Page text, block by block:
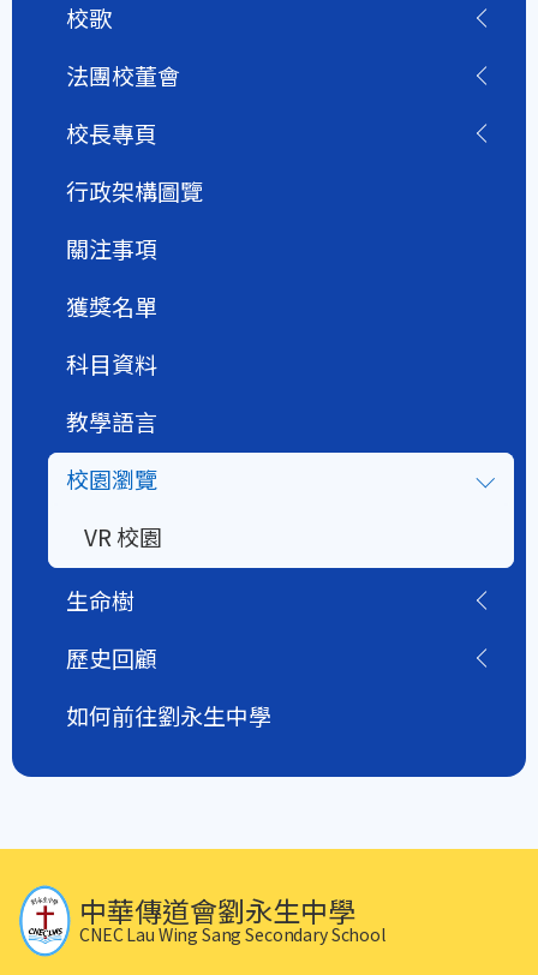
校歌
法團校董會
校長專頁
行政架構圖覽
關注事項
獲獎名單
科目資料
教學語言
校園瀏覽
VR 校園
生命樹
歷史回顧
如何前往劉永生中學
中華傳道會劉永生中學
CNEC Lau Wing Sang Secondary School